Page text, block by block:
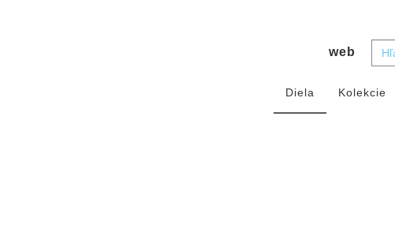
web
Diela Kolekcie